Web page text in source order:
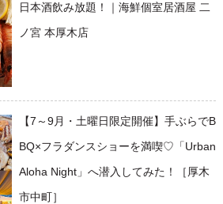
日本酒飲み放題！｜海鮮個室居酒屋 二
ノ宮 本厚木店
【7～9月・土曜日限定開催】手ぶらでB
BQ×フラダンスショーを満喫♡「Urban
Aloha Night」へ潜入してみた！［厚木
市中町］